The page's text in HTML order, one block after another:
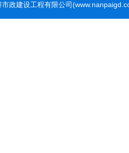
政建设工程有限公司